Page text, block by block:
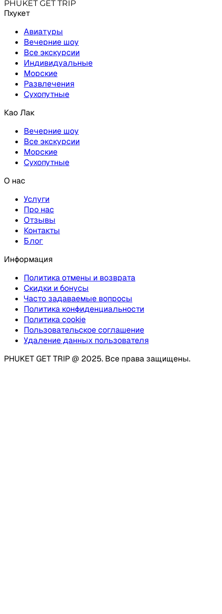
PHUKET GET TRIP
Пхукет
Авиатуры
Вечерние шоу
Все экскурсии
Индивидуальные
Морские
Развлечения
Сухопутные
Као Лак
Вечерние шоу
Все экскурсии
Морские
Сухопутные
О нас
Услуги
Про нас
Отзывы
Контакты
Блог
Информация
Политика отмены и возврата
Скидки и бонусы
Часто задаваемые вопросы
Политика конфиденциальности
Политика cookie
Пользовательское соглашение
Удаление данных пользователя
PHUKET GET TRIP @ 2025. Все права защищены.